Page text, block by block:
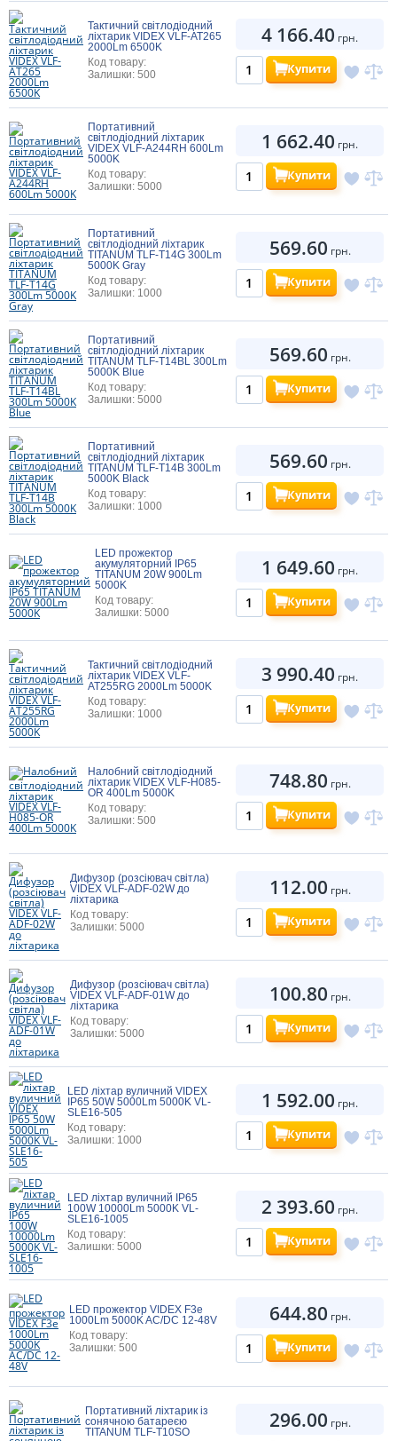
Тактичний світлодіодний
ліхтарик VIDEX VLF-AT265
2000Lm 6500K
Код товару:
Залишки: 500
4 166.40 грн.
Купити
Портативний
світлодіодний ліхтарик
VIDEX VLF-A244RH 600Lm
5000K
Код товару:
Залишки: 5000
1 662.40 грн.
Купити
Портативний
світлодіодний ліхтарик
TITANUM TLF-T14G 300Lm
5000K Gray
Код товару:
Залишки: 1000
569.60 грн.
Купити
Портативний
світлодіодний ліхтарик
TITANUM TLF-T14BL 300Lm
5000K Blue
Код товару:
Залишки: 5000
569.60 грн.
Купити
Портативний
світлодіодний ліхтарик
TITANUM TLF-T14B 300Lm
5000K Black
Код товару:
Залишки: 1000
569.60 грн.
Купити
LED прожектор
акумуляторний IP65
TITANUM 20W 900Lm
5000K
Код товару:
Залишки: 5000
1 649.60 грн.
Купити
Тактичний світлодіодний
ліхтарик VIDEX VLF-
AT255RG 2000Lm 5000K
Код товару:
Залишки: 1000
3 990.40 грн.
Купити
Налобний світлодіодний
ліхтарик VIDEX VLF-H085-
OR 400Lm 5000K
Код товару:
Залишки: 500
748.80 грн.
Купити
Дифузор (розсіювач світла)
VIDEX VLF-ADF-02W до
ліхтарика
Код товару:
Залишки: 5000
112.00 грн.
Купити
Дифузор (розсіювач світла)
VIDEX VLF-ADF-01W до
ліхтарика
Код товару:
Залишки: 5000
100.80 грн.
Купити
LED ліхтар вуличний VIDEX
IP65 50W 5000Lm 5000K VL-
SLE16-505
Код товару:
Залишки: 1000
1 592.00 грн.
Купити
LED ліхтар вуличний IP65
100W 10000Lm 5000K VL-
SLE16-1005
Код товару:
Залишки: 5000
2 393.60 грн.
Купити
LED прожектор VIDEX F3e
1000Lm 5000K AC/DC 12-48V
Код товару:
Залишки: 500
644.80 грн.
Купити
Портативний ліхтарик із
сонячною батареєю
TITANUM TLF-T10SO
296.00 грн.